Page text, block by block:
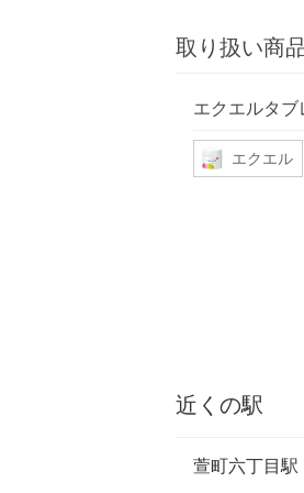
取り扱い商
エクエルタブ
エクエル
近くの駅
萱町六丁目駅